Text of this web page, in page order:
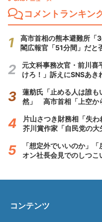
コメントランキン
高市首相の熊本避難所
閣広報官「51分間」だと
元文科事務次官・前川喜
けろ！」訴えにSNSあき
蓮舫氏「止める人は誰
然」 高市首相「上空か
片山さつき財務相「失
芥川賞作家「自民党の大
「想定外でいいのか」
オン社長会見でのしつこ
コンテンツ